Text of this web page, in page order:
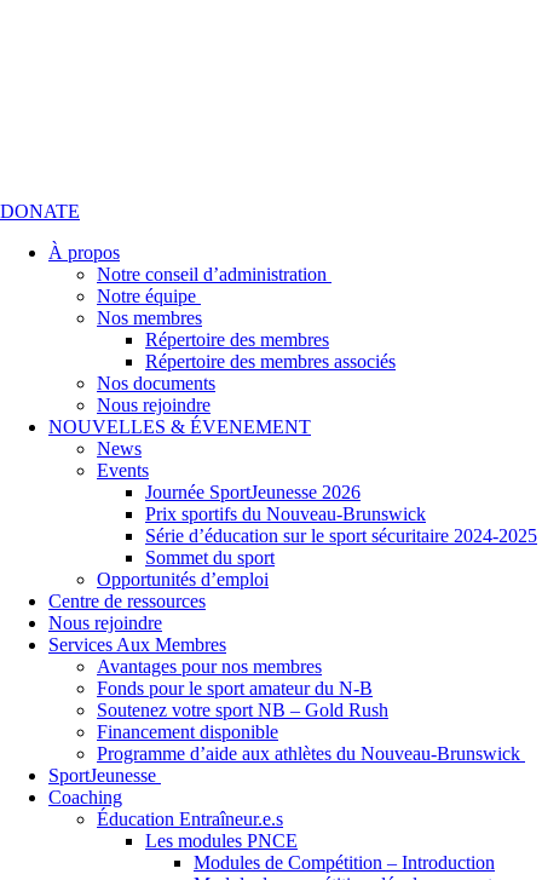
DONATE
À propos
Notre conseil d’administration
Notre équipe
Nos membres
Répertoire des membres
Répertoire des membres associés
Nos documents
Nous rejoindre
NOUVELLES & ÉVENEMENT
News
Events
Journée SportJeunesse 2026
Prix sportifs du Nouveau-Brunswick
Série d’éducation sur le sport sécuritaire 2024-2025
Sommet du sport
Opportunités d’emploi
Centre de ressources
Nous rejoindre
Services Aux Membres
Avantages pour nos membres
Fonds pour le sport amateur du N-B
Soutenez votre sport NB – Gold Rush
Financement disponible
Programme d’aide aux athlètes du Nouveau-Brunswick
SportJeunesse
Coaching
Éducation Entraîneur.e.s
Les modules PNCE
Modules de Compétition – Introduction